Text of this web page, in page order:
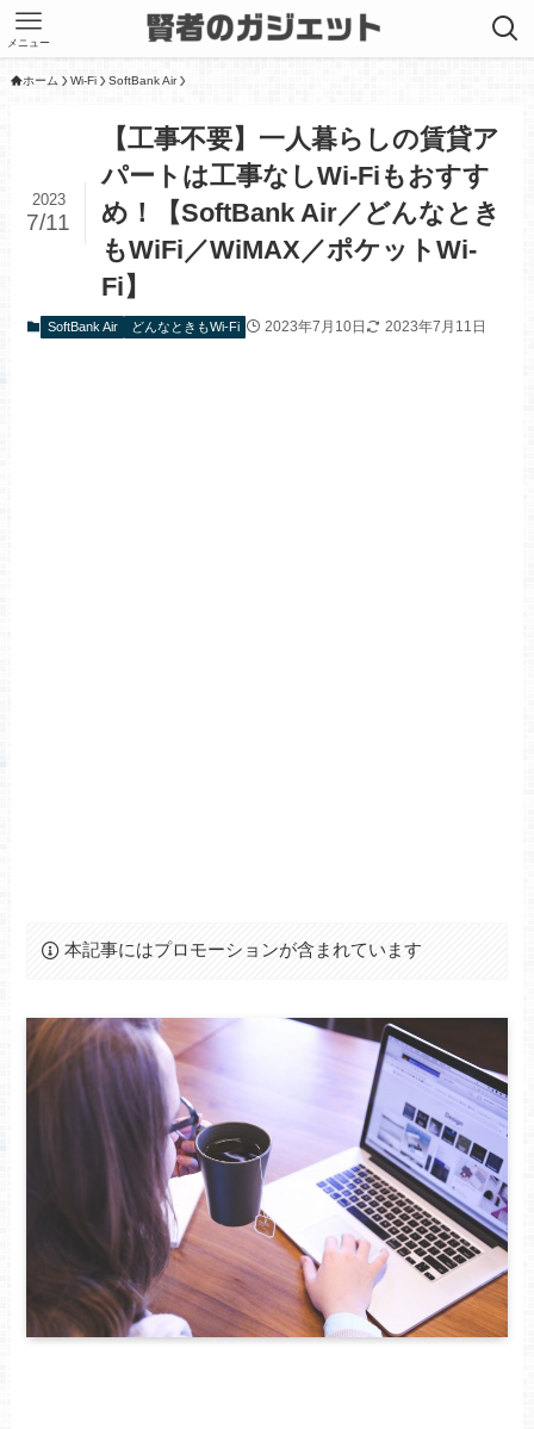
メニュー
ホーム Wi-Fi SoftBank Air
【工事不要】一人暮らしの賃貸ア
パートは工事なしWi-Fiもおすす
め！【SoftBank Air／どんなとき
もWiFi／WiMAX／ポケットWi-
Fi】
2023
7/11
SoftBank Air どんなときもWi-Fi 2023年7月10日 2023年7月11日
本記事にはプロモーションが含まれています